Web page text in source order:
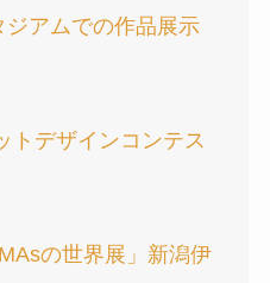
アムでの作品展示
トデザインコンテス
の世界展」新潟伊